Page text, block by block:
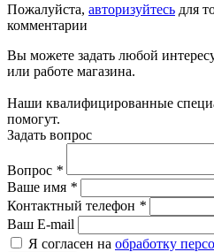
Пожалуйста, авторизуйтесь для
комментарии
Вы можете задать любой
или работе магазина.
Наши квалифицированные
помогут.
Задать вопрос
Вопрос *
Ваше имя *
Контактный телефон *
Ваш E-mail
Я согласен на обработку